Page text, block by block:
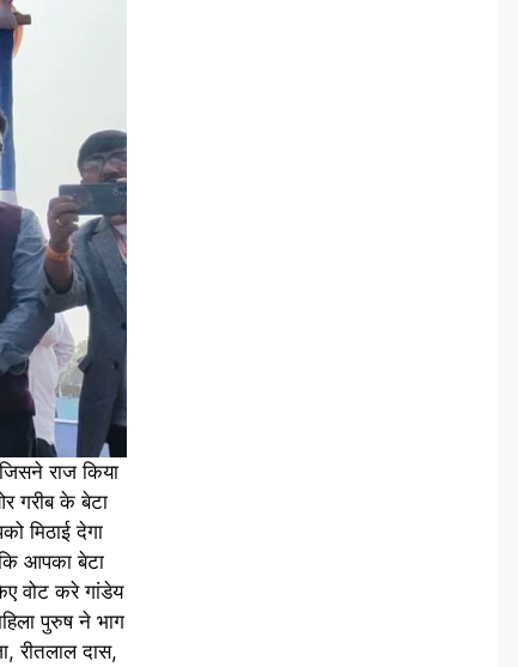
राज किया
गरीब के बेटा
मिठाई देगा
आपका बेटा
वोट करे गांडेय
पुरुष ने भाग
रीतलाल दास,